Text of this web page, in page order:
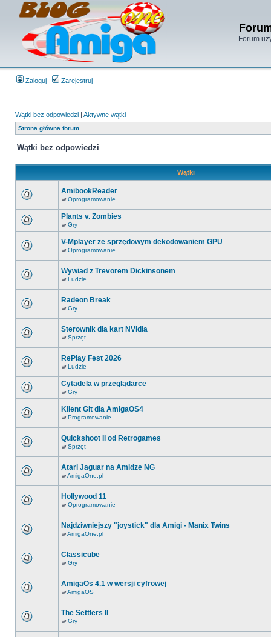
Forum
Zaloguj Zarejestruj
Wątki bez odpowiedzi | Aktywne wątki
Strona główna forum
Wątki bez odpowiedzi
Wątki
AmibookReader
w Oprogramowanie
Plants v. Zombies
w Gry
V-Mplayer ze sprzędowym dekodowaniem GPU
w Oprogramowanie
Wywiad z Trevorem Dickinsonem
w Ludzie
Radeon Break
w Gry
Sterownik dla kart NVidia
w Sprzęt
RePlay Fest 2026
w Ludzie
Cytadela w przeglądarce
w Gry
Klient Git dla AmigaOS4
w Programowanie
Quickshoot II od Retrogames
w Sprzęt
Atari Jaguar na Amidze NG
wAmigaOne.pl
Hollywood 11
w Oprogramowanie
Najdziwniejszy "joystick" dla Amigi - Manix Twins
wAmigaOne.pl
Classicube
w Gry
AmigaOs 4.1 w wersji cyfrowej
wAmigaOS
The Settlers II
w Gry